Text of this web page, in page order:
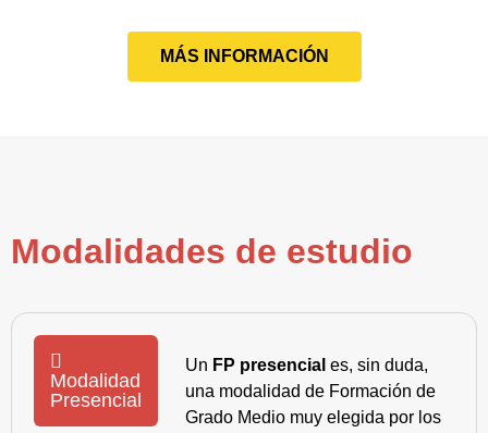
MÁS INFORMACIÓN
Modalidades de estudio
Modalidad
Presencial
Un FP presencial es, sin duda,
una modalidad de Formación de
Grado Medio muy elegida por los